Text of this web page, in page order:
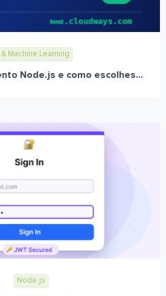
& Machine Learning
Node.js e como escolhes...
Node.js